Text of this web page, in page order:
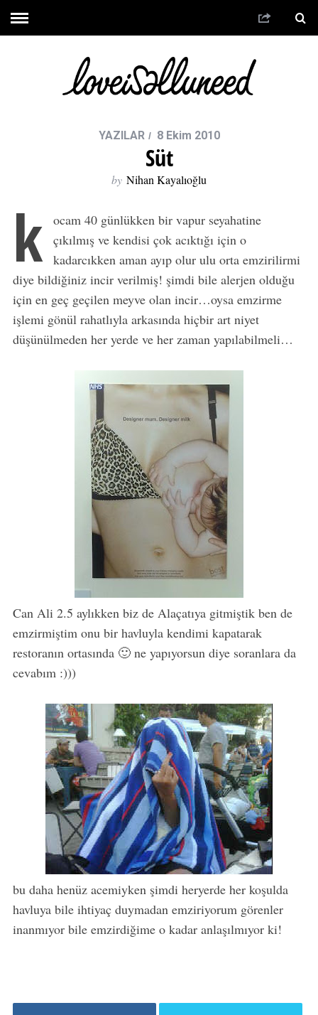
YAZILAR 8 Ekim 2010
Süt
by Nihan Kayalıoğlu
k
ocam 40 günlükken bir vapur seyahatine
çıkılmış ve kendisi çok acıktığı için o
kadarcıkken aman ayıp olur ulu orta emzirilirmi
diye bildiğiniz incir verilmiş! şimdi bile alerjen olduğu
için en geç geçilen meyve olan incir…oysa emzirme
işlemi gönül rahatlıyla arkasında hiçbir art niyet
düşünülmeden her yerde ve her zaman yapılabilmeli…
Can Ali 2.5 aylıkken biz de Alaçatıya gitmiştik ben de
emzirmiştim onu bir havluyla kendimi kapatarak
restoranın ortasında 🙂 ne yapıyorsun diye soranlara da
cevabım :)))
bu daha henüz acemiyken şimdi heryerde her koşulda
havluya bile ihtiyaç duymadan emziriyorum görenler
inanmıyor bile emzirdiğime o kadar anlaşılmıyor ki!